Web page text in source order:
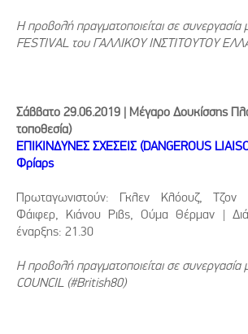
Η προβολή πραγματοποιείται σε συνεργασία
FESTIVAL του ΓΑΛΛΙΚΟΥ ΙΝΣΤΙΤΟΥΤΟΥ
Σάββατο 29.06.2019 | Μέγαρο Δουκίσσης
τοποθεσία)
ΕΠΙΚΙΝΔΥΝΕΣ ΣΧΕΣΕΙΣ (DANGEROUS
Φρίαρς
Πρωταγωνιστούν: Γκλεν Κλόουζ, Τζον
Φάιφερ, Κιάνου Ριβς, Ούμα Θέρμαν |
έναρξης: 21.30
Η προβολή πραγματοποιείται σε συνεργασία
COUNCIL (#British80)